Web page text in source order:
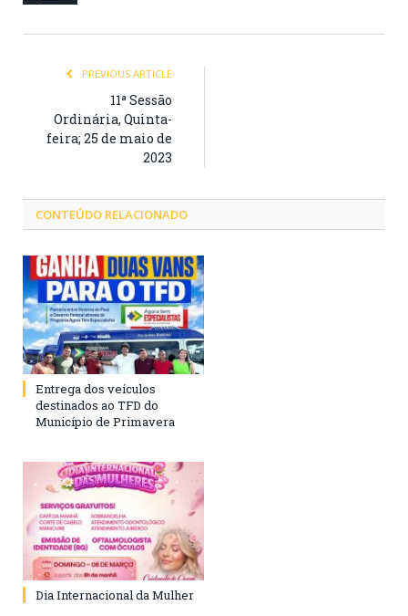
PREVIOUS ARTICLE
11ª Sessão
Ordinária, Quinta-
feira; 25 de maio de
2023
CONTEÚDO RELACIONADO
Entrega dos veículos
destinados ao TFD do
Município de Primavera
Dia Internacional da Mulher